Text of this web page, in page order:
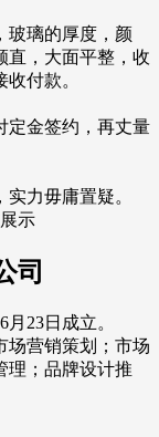
玻璃的厚度，颜
直，大面平整，收
付款。
定金签约，再丈量
力毋庸置疑。
示
司
23日成立。
场营销策划；市场
理；品牌设计推